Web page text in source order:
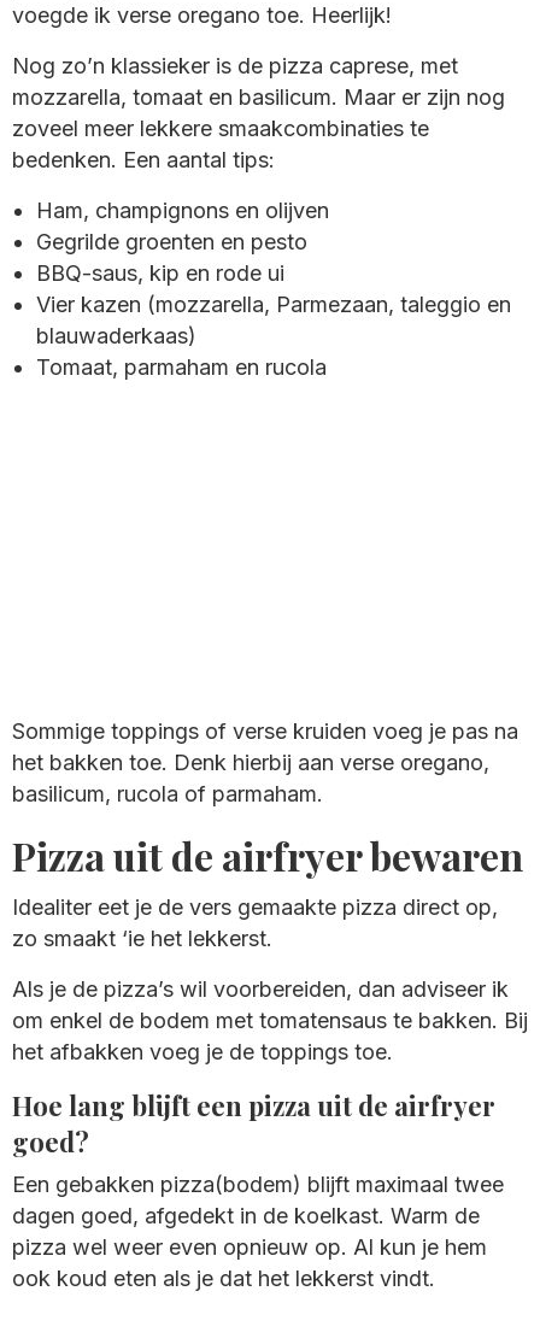
voegde ik verse oregano toe. Heerlijk!
Nog zo’n klassieker is de pizza caprese, met
mozzarella, tomaat en basilicum. Maar er zijn nog
zoveel meer lekkere smaakcombinaties te
bedenken. Een aantal tips:
Ham, champignons en olijven
Gegrilde groenten en pesto
BBQ-saus, kip en rode ui
Vier kazen (mozzarella, Parmezaan, taleggio en
blauwaderkaas)
Tomaat, parmaham en rucola
Sommige toppings of verse kruiden voeg je pas na
het bakken toe. Denk hierbij aan verse oregano,
basilicum, rucola of parmaham.
Pizza uit de airfryer bewaren
Idealiter eet je de vers gemaakte pizza direct op,
zo smaakt ‘ie het lekkerst.
Als je de pizza’s wil voorbereiden, dan adviseer ik
om enkel de bodem met tomatensaus te bakken. Bij
het afbakken voeg je de toppings toe.
Hoe lang blijft een pizza uit de airfryer
goed?
Een gebakken pizza(bodem) blijft maximaal twee
dagen goed, afgedekt in de koelkast. Warm de
pizza wel weer even opnieuw op. Al kun je hem
ook koud eten als je dat het lekkerst vindt.